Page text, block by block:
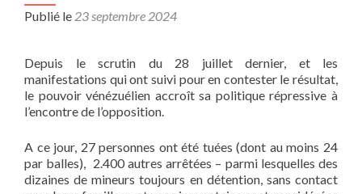
Publié le 23 septembre 2024
Depuis le scrutin du 28 juillet dernier, et les
manifestations qui ont suivi pour en contester le résultat,
le pouvoir vénézuélien accroît sa politique répressive à
l’encontre de l’opposition.
A ce jour, 27 personnes ont été tuées (dont au moins 24
par balles), 2.400 autres arrêtées – parmi lesquelles des
dizaines de mineurs toujours en détention, sans contact